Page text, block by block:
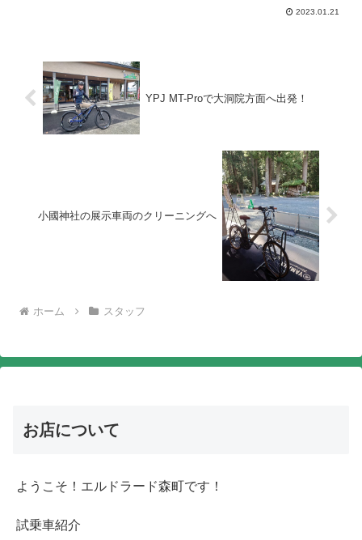
｡｡｡｡｡｡｡｡｡｡｡｡｡｡｡｡｡｡｡｡｡｡｡｡｡｡｡｡｡｡｡｡｡｡
2023.01.21
YPJ MT-Proで大洞院方面へ出発！
小國神社の展示車両のクリーニングへ
ホーム スタッフ
お店について
ようこそ！エルドラード森町です！
試乗車紹介